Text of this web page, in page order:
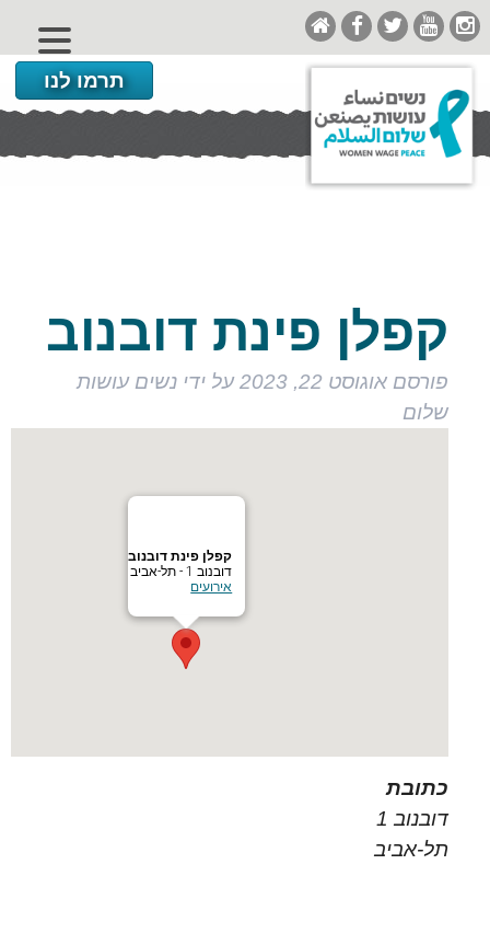
תרמו לנו
קפלן פינת דובנוב
פורסם אוגוסט 22, 2023 על ידי נשים עושות
שלום
קפלן פינת דובנוב
דובנוב 1 - תל-אביב
אירועים
כתובת
דובנוב 1
תל-אביב